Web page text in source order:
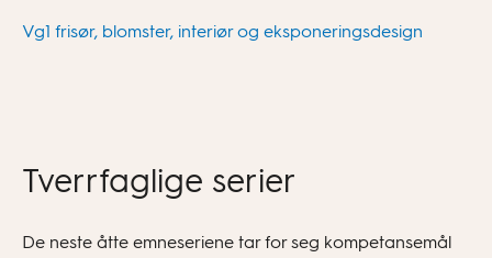
Vg1 frisør, blomster, interiør og eksponeringsdesign
Tverrfaglige serier
De neste åtte emneseriene tar for seg kompetansemål